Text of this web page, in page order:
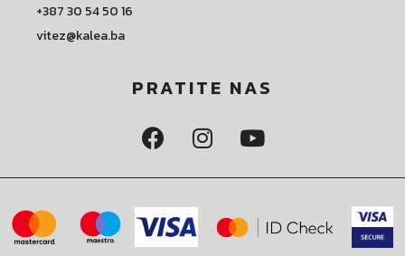
+387 30 54 50 16
vitez@kalea.ba
PRATITE NAS